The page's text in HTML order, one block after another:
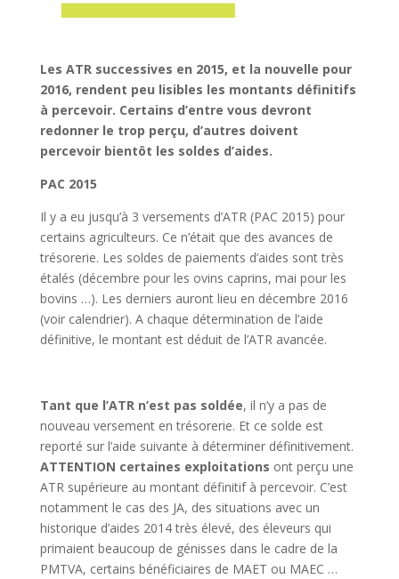
Les ATR successives en 2015, et la nouvelle pour
2016, rendent peu lisibles les montants définitifs
à percevoir. Certains d’entre vous devront
redonner le trop perçu, d’autres doivent
percevoir bientôt les soldes d’aides.
PAC 2015
Il y a eu jusqu’à 3 versements d’ATR (PAC 2015) pour
certains agriculteurs. Ce n’était que des avances de
trésorerie. Les soldes de paiements d’aides sont très
étalés (décembre pour les ovins caprins, mai pour les
bovins …). Les derniers auront lieu en décembre 2016
(voir calendrier). A chaque détermination de l’aide
définitive, le montant est déduit de l’ATR avancée.
Tant que l’ATR n’est pas soldée, il n’y a pas de
nouveau versement en trésorerie. Et ce solde est
reporté sur l’aide suivante à déterminer définitivement.
ATTENTION certaines exploitations ont perçu une
ATR supérieure au montant définitif à percevoir. C’est
notamment le cas des JA, des situations avec un
historique d’aides 2014 très élevé, des éleveurs qui
primaient beaucoup de génisses dans le cadre de la
PMTVA, certains bénéficiaires de MAET ou MAEC …